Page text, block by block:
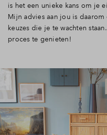
is het een unieke kans om je
Mijn advies aan jou is
keuzes die je te wachten
proces te genieten!